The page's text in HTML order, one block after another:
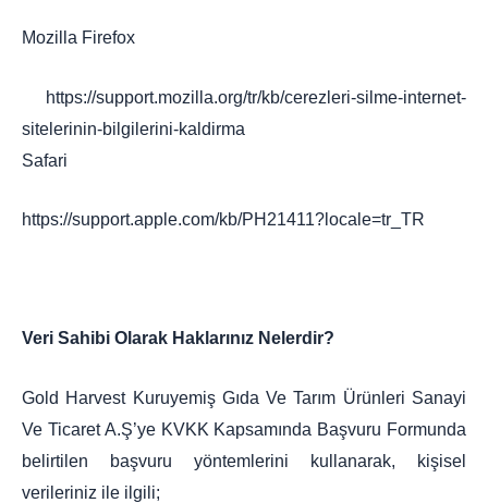
Mozilla Firefox
https://support.mozilla.org/tr/kb/cerezleri-silme-internet-
sitelerinin-bilgilerini-kaldirma
Safari
https://support.apple.com/kb/PH21411?locale=tr_TR
Veri Sahibi Olarak Haklarınız Nelerdir?
Gold Harvest Kuruyemiş Gıda Ve Tarım Ürünleri Sanayi
Ve Ticaret A.Ş’ye KVKK Kapsamında Başvuru Formunda
belirtilen başvuru yöntemlerini kullanarak, kişisel
verileriniz ile ilgili;